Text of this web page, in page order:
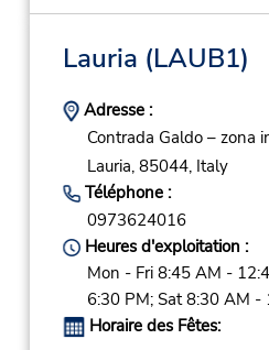
Lauria (LAUB1)
Adresse :
Contrada Galdo – zona
Lauria, 85044, Italy
Téléphone :
0973624016
Heures d'exploitation :
Mon - Fri 8:45 AM -
6:30 PM; Sat 8:30 AM -
Horaire des Fêtes: